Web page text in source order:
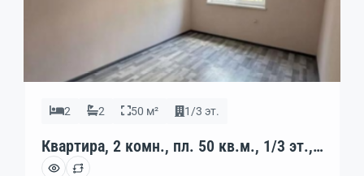
2 2 50 м² 1/3 эт.
Квартира, 2 комн., пл. 50 кв.м., 1/3 эт.,
код: 462250